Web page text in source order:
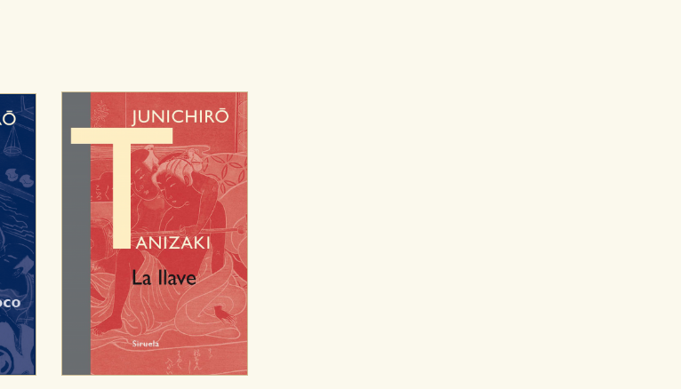
HABILITAR TODO